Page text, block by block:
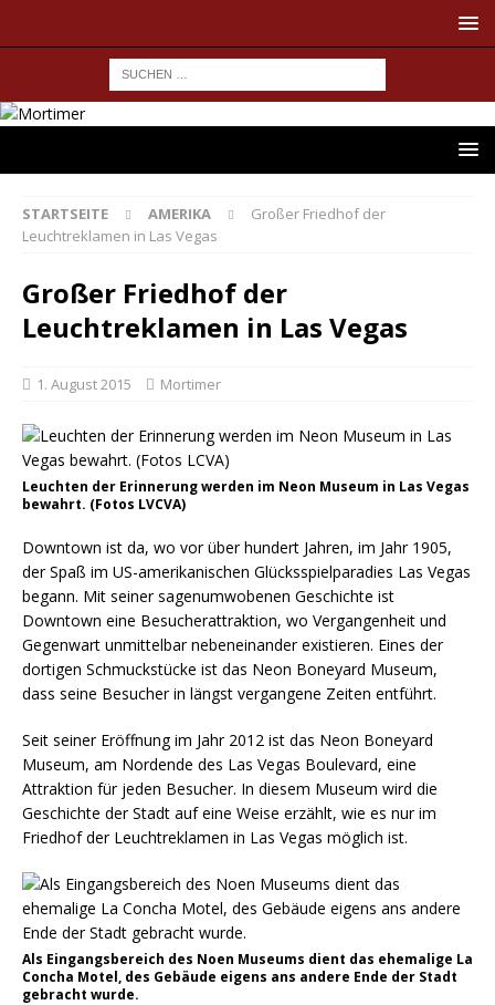
STARTSEITE AMERIKA
Großer Friedhof der
Leuchtreklamen in Las Vegas
Großer Friedhof der
Leuchtreklamen in Las Vegas
1. August 2015 Mortimer
Leuchten der Erinnerung werden im Neon Museum in Las Vegas
bewahrt. (Fotos LVCVA)
Downtown ist da, wo vor über hundert Jahren, im Jahr 1905,
der Spaß im US-amerikanischen Glücksspielparadies Las Vegas
begann. Mit seiner sagenumwobenen Geschichte ist
Downtown eine Besucherattraktion, wo Vergangenheit und
Gegenwart unmittelbar nebeneinander existieren. Eines der
dortigen Schmuckstücke ist das Neon Boneyard Museum,
dass seine Besucher in längst vergangene Zeiten entführt.
Seit seiner Eröffnung im Jahr 2012 ist das Neon Boneyard
Museum, am Nordende des Las Vegas Boulevard, eine
Attraktion für jeden Besucher. In diesem Museum wird die
Geschichte der Stadt auf eine Weise erzählt, wie es nur im
Friedhof der Leuchtreklamen in Las Vegas möglich ist.
Als Eingangsbereich des Noen Museums dient das ehemalige La
Concha Motel, des Gebäude eigens ans andere Ende der Stadt
gebracht wurde.